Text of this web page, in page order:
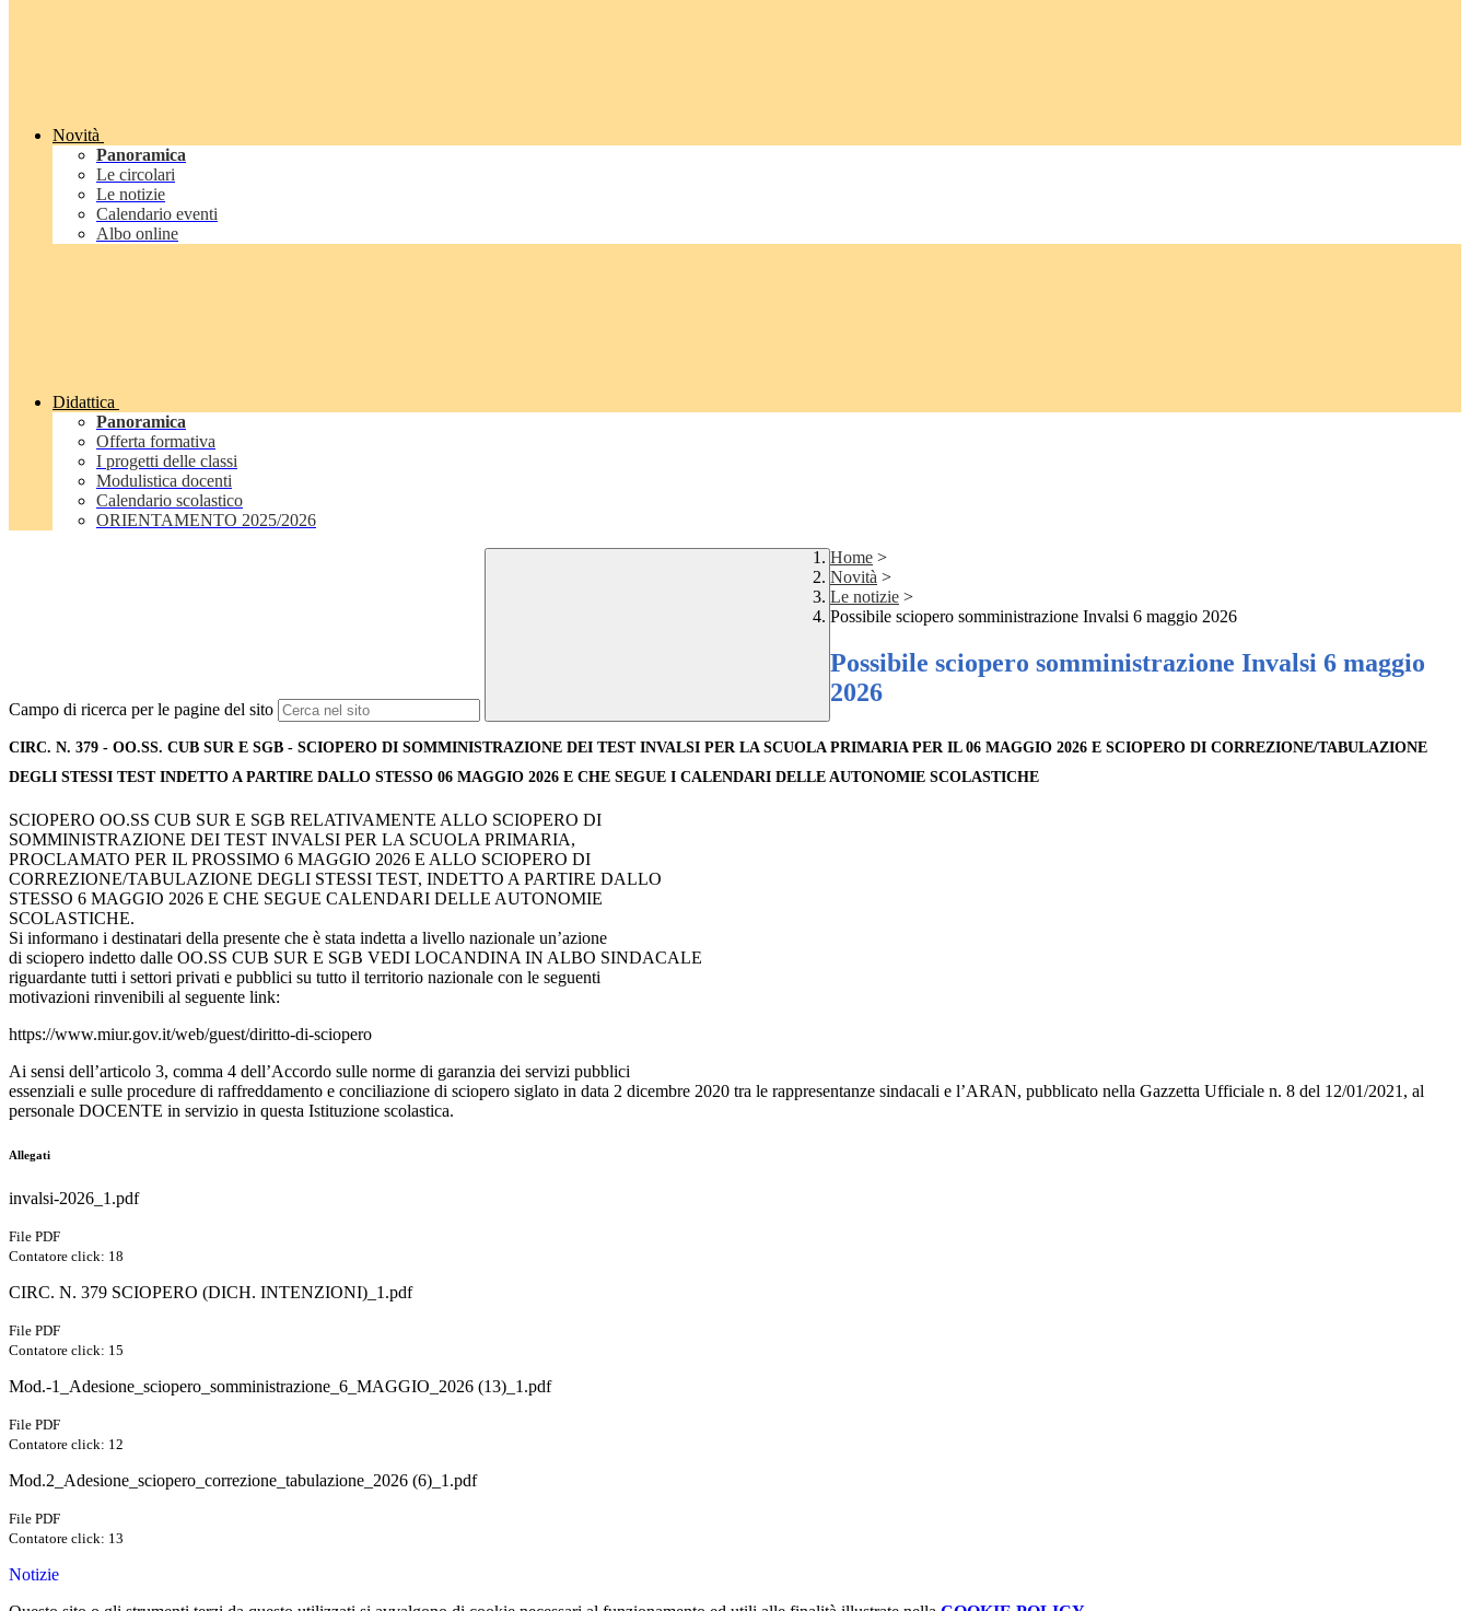
Novità
Panoramica
Le circolari
Le notizie
Calendario eventi
Albo online
Didattica
Panoramica
Offerta formativa
I progetti delle classi
Modulistica docenti
Calendario scolastico
ORIENTAMENTO 2025/2026
Campo di ricerca per le pagine del sito
Home >
Novità >
Le notizie >
Possibile sciopero somministrazione Invalsi 6 maggio 2026
Possibile sciopero somministrazione Invalsi 6 maggio
2026
CIRC. N. 379 - OO.SS. CUB SUR E SGB - SCIOPERO DI SOMMINISTRAZIONE DEI TEST INVALSI PER LA SCUOLA PRIMARIA PER IL 06 MAGGIO 2026 E SCIOPERO DI CORREZIONE/TABULAZIONE
DEGLI STESSI TEST INDETTO A PARTIRE DALLO STESSO 06 MAGGIO 2026 E CHE SEGUE I CALENDARI DELLE AUTONOMIE SCOLASTICHE
SCIOPERO OO.SS CUB SUR E SGB RELATIVAMENTE ALLO SCIOPERO DI
SOMMINISTRAZIONE DEI TEST INVALSI PER LA SCUOLA PRIMARIA,
PROCLAMATO PER IL PROSSIMO 6 MAGGIO 2026 E ALLO SCIOPERO DI
CORREZIONE/TABULAZIONE DEGLI STESSI TEST, INDETTO A PARTIRE DALLO
STESSO 6 MAGGIO 2026 E CHE SEGUE CALENDARI DELLE AUTONOMIE
SCOLASTICHE.
Si informano i destinatari della presente che è stata indetta a livello nazionale un’azione
di sciopero indetto dalle OO.SS CUB SUR E SGB VEDI LOCANDINA IN ALBO SINDACALE
riguardante tutti i settori privati e pubblici su tutto il territorio nazionale con le seguenti
motivazioni rinvenibili al seguente link:
https://www.miur.gov.it/web/guest/diritto-di-sciopero
Ai sensi dell’articolo 3, comma 4 dell’Accordo sulle norme di garanzia dei servizi pubblici
essenziali e sulle procedure di raffreddamento e conciliazione di sciopero siglato in data 2 dicembre 2020 tra le rappresentanze sindacali e l’ARAN, pubblicato nella Gazzetta Ufficiale n. 8 del 12/01/2021, al
personale DOCENTE in servizio in questa Istituzione scolastica.
Allegati
invalsi-2026_1.pdf
File PDF
Contatore click: 18
CIRC. N. 379 SCIOPERO (DICH. INTENZIONI)_1.pdf
File PDF
Contatore click: 15
Mod.-1_Adesione_sciopero_somministrazione_6_MAGGIO_2026 (13)_1.pdf
File PDF
Contatore click: 12
Mod.2_Adesione_sciopero_correzione_tabulazione_2026 (6)_1.pdf
File PDF
Contatore click: 13
Notizie